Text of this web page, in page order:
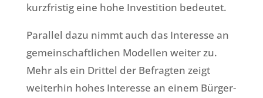
kurzfristig eine hohe Investition bedeutet.
Parallel dazu nimmt auch das Interesse an
gemeinschaftlichen Modellen weiter zu.
Mehr als ein Drittel der Befragten zeigt
weiterhin hohes Interesse an einem Bürger-